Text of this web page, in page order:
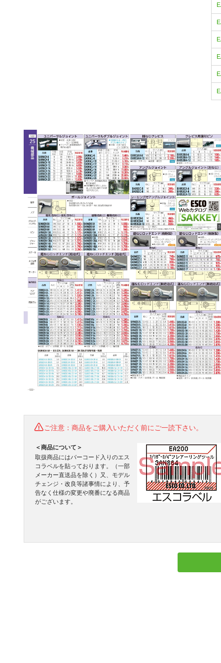
ご注意：商品をご購入いただく前にご一読下さい。
＜商品について＞
取扱商品にはバーコード入りのエス
コラベルを貼っております。（一部
メーカー直送品を除く）又、モデル
チェンジ・改良等諸事情により、予
告なく仕様の変更や廃番になる商品
がございます。